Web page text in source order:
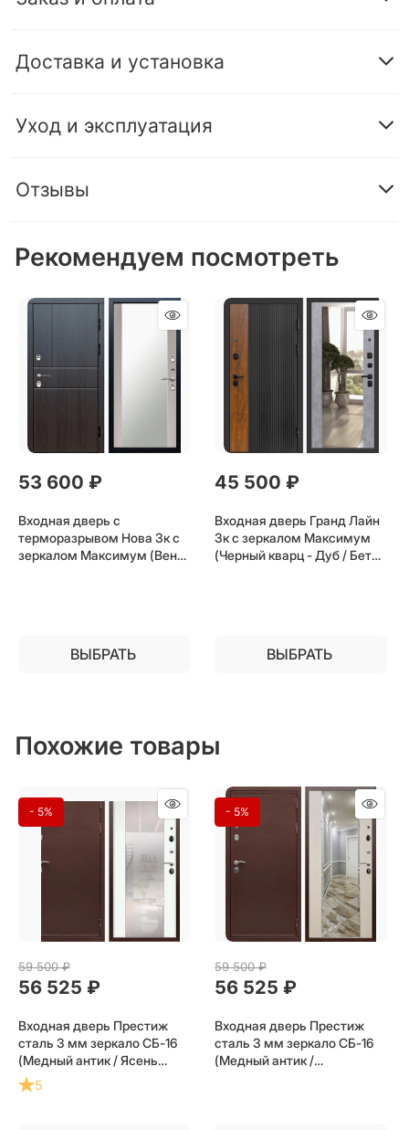
Доставка и установка
Уход и эксплуатация
Отзывы
Рекомендуем посмотреть
53 600 ₽
Входная дверь с
терморазрывом Нова 3к с
зеркалом Максимум (Венге
ВЫБРАТЬ
45 500 ₽
Входная дверь Гранд Лайн
3к с зеркалом Максимум
(Черный кварц - Дуб / Бетон
ВЫБРАТЬ
Похожие товары
- 5%
59 500 ₽
56 525 ₽
Входная дверь Престиж
сталь 3 мм зеркало СБ-16
(Медный антик / Ясень
белый) для установки в
квартиру
5
- 5%
59 500 ₽
56 525 ₽
Входная дверь Престиж
сталь 3 мм зеркало СБ-16
(Медный антик /